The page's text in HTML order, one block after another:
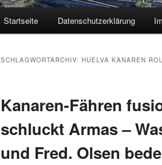
Zum
springen
Zum
springen
Startseite Datenschutzerklärung
SCHLAGWORTARCHIV: HUELVA KANAREN
Kanaren-Fähren
schluckt Armas –
und Fred. Olsen